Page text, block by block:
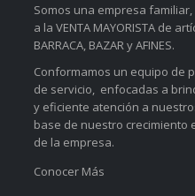
Somos una empresa
a la VENTA MAYORISTA de
BARRACA, BAZAR y AFINES.
Conformamos un equipo de
de servicio, enfocadas a
y eficiente atención a
base de nuestro crecimiento
de la empresa.
Conocer Más